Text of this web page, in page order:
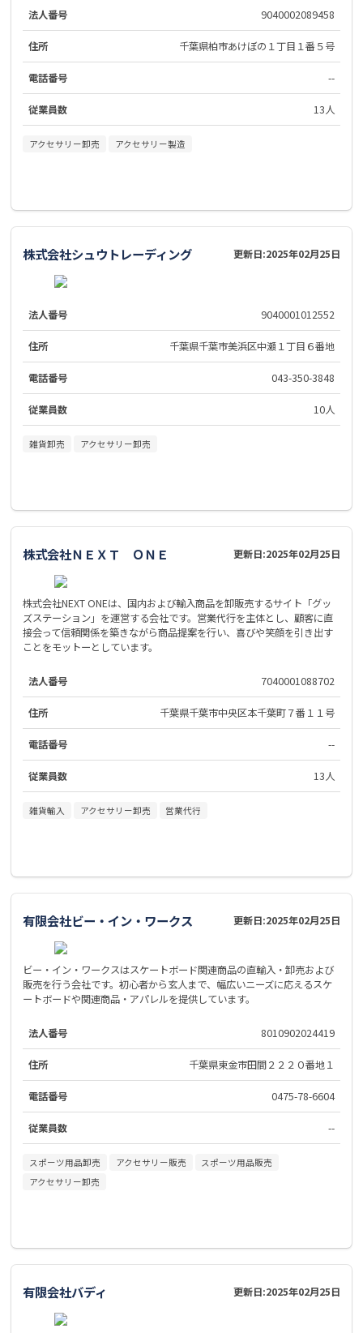
法人番号 9040002089458
住所 千葉県柏市あけぼの１丁目１番５号
電話番号 --
従業員数 13人
アクセサリー卸売 アクセサリー製造
株式会社シュウトレーディング 更新日:2025年02月25日
法人番号 9040001012552
住所 千葉県千葉市美浜区中瀬１丁目６番地
電話番号 043-350-3848
従業員数 10人
雑貨卸売 アクセサリー卸売
株式会社ＮＥＸＴ ＯＮＥ 更新日:2025年02月25日
株式会社NEXT ONEは、国内および輸入商品を卸販売するサイト「グッ
ズステーション」を運営する会社です。営業代行を主体とし、顧客に直
接会って信頼関係を築きながら商品提案を行い、喜びや笑顔を引き出す
ことをモットーとしています。
法人番号 7040001088702
住所 千葉県千葉市中央区本千葉町７番１１号
電話番号 --
従業員数 13人
雑貨輸入 アクセサリー卸売 営業代行
有限会社ビー・イン・ワークス 更新日:2025年02月25日
ビー・イン・ワークスはスケートボード関連商品の直輸入・卸売および
販売を行う会社です。初心者から玄人まで、幅広いニーズに応えるスケ
ートボードや関連商品・アパレルを提供しています。
法人番号 8010902024419
住所 千葉県東金市田間２２２０番地１
電話番号 0475-78-6604
従業員数 --
スポーツ用品卸売 アクセサリー販売
スポーツ用品販売
アクセサリー卸売
有限会社バディ 更新日:2025年02月25日